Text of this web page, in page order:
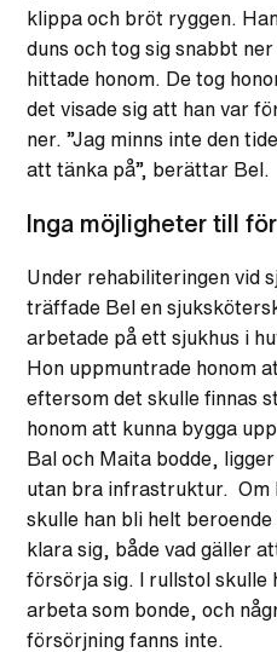
klippa och bröt ryggen.
duns och tog sig snabbt
hittade honom. De tog
det visade sig att han var
ner. ”Jag minns inte den
att tänka på”, berättar Bel.
Inga möjligheter till
Under rehabiliteringen vid
träffade Bel en
arbetade på ett sjukhus i
Hon uppmuntrade honom
eftersom det skulle finnas
honom att kunna bygga
Bal och Maita bodde,
utan bra infrastruktur. Om
skulle han bli helt
klara sig, både vad gäller
försörja sig. I rullstol skulle
arbeta som bonde, och
försörjning fanns inte.